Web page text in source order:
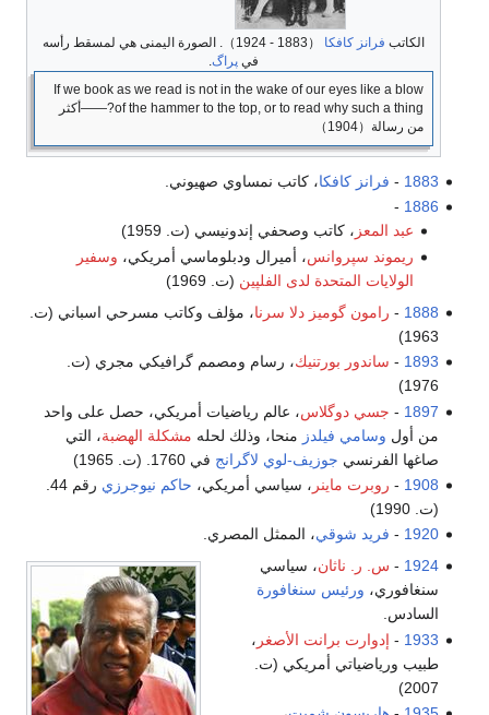
الكاتب فرانز كافكا
（1883 - 1924）. الصورة اليمنى هي لمسقط رأسه
في پراگ.
If we book as we read is not in the wake of our eyes like a blow
of the hammer to the top, or to read why such a thing?――أكثر
من رسالة（1904）
1883
- فرانز كافكا، كاتب نمساوي صهيوني.
1886
-
عبد المعز ، كاتب وصحفي إندونيسي (ت. 1959)
ريموند سپروانس، أميرال ودبلوماسي أمريكي، وسفير
الولايات المتحدة لدى الفلپين (ت. 1969)
1888
- رامون گوميز دلا سرنا، مؤلف وكاتب مسرحي اسباني (ت.
1963)
1893
- ساندور بورتنيك، رسام ومصمم گرافيكي مجري (ت.
1976)
1897
- جسي دوگلاس، عالم رياضيات أمريكي، حصل على واحد
من أول وسامي فيلدز منحا، وذلك لحله مشكلة الهضبة، التي
صاغها الفرنسي جوزيف-لوي لاگرانج في 1760. (ت. 1965)
1908
- روبرت ماينر ، سياسي أمريكي، حاكم نيوجرزي
(ت. 1990)
1920
- فريد شوقي، الممثل المصري.
1924
- س. ر. ناثان، سياسي
سنغافوري، ورئيس سنغافورة
السادس.
1933
- إدوارت برانت الأصغر ،
طبيب ورياضياتي أمريكي (ت.
2007)